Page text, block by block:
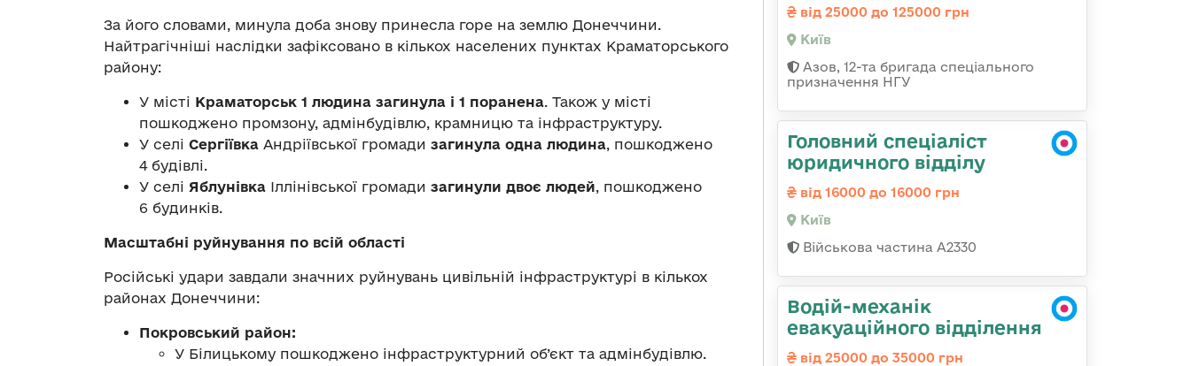
За його словами, минула доба знову принесла горе на землю Донеччини.
Найтрагічніші наслідки зафіксовано в кількох населених пунктах Краматорського
району:
У місті Краматорськ 1 людина загинула і 1 поранена. Також у місті
пошкоджено промзону, адмінбудівлю, крамницю та інфраструктуру.
У селі Сергіївка Андріївської громади загинула одна людина, пошкоджено
4 будівлі.
У селі Яблунівка Іллінівської громади загинули двоє людей, пошкоджено
6 будинків.
Масштабні руйнування по всій області
Російські удари завдали значних руйнувань цивільній інфраструктурі в кількох
районах Донеччини:
Покровський район:
У Білицькому пошкоджено інфраструктурний об’єкт та адмінбудівлю.
від 25000 до 125000 грн
Київ
Азов, 12-та бригада спеціального
призначення НГУ
Головний спеціаліст
юридичного відділу
від 16000 до 16000 грн
Київ
Військова частина A2330
Водій-механік
евакуаційного відділення
від 25000 до 35000 грн